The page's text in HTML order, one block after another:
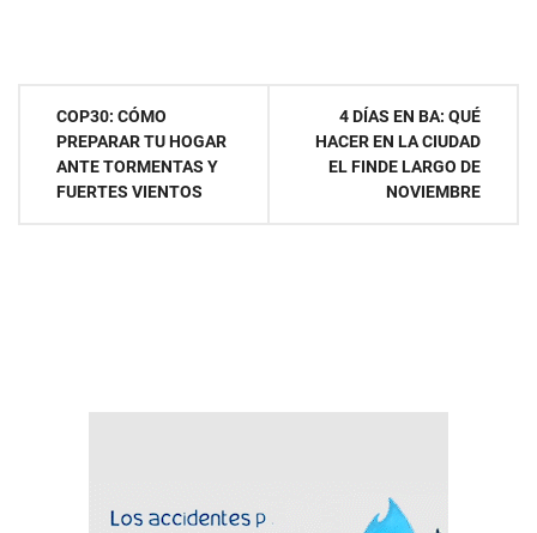
Navegación
COP30: CÓMO
PREPARAR TU HOGAR
ANTE TORMENTAS Y
FUERTES VIENTOS
4 DÍAS EN BA: QUÉ
HACER EN LA CIUDAD
EL FINDE LARGO DE
NOVIEMBRE